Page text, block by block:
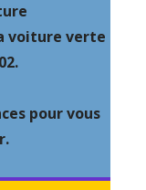
voiture verte
pour vous